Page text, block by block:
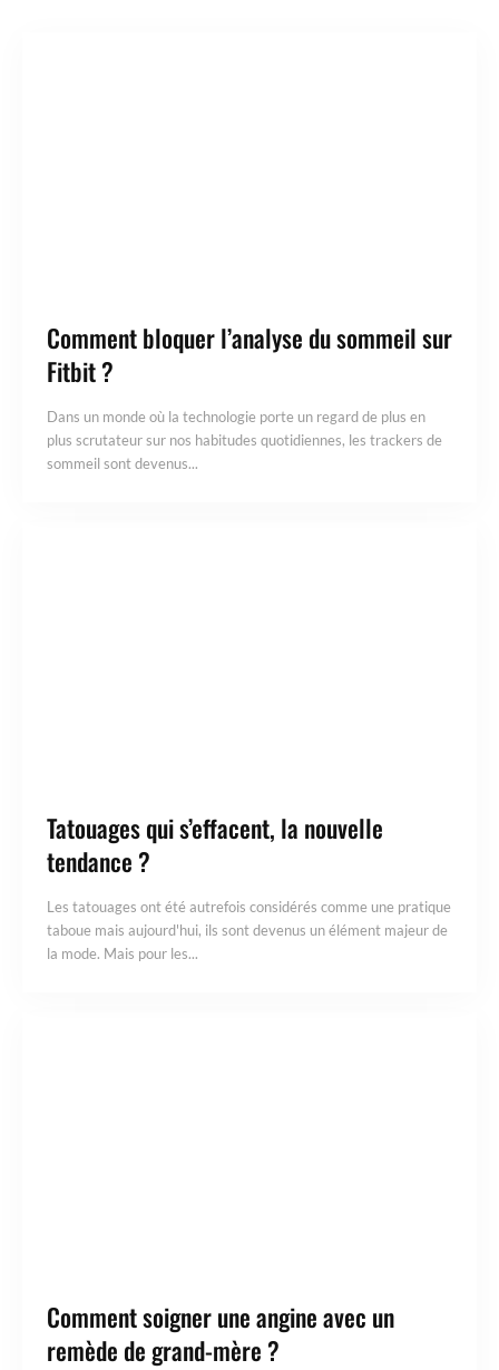
Comment bloquer l’analyse du sommeil sur
Fitbit ?
Dans un monde où la technologie porte un regard de plus en
plus scrutateur sur nos habitudes quotidiennes, les trackers de
sommeil sont devenus...
Tatouages qui s’effacent, la nouvelle
tendance ?
Les tatouages ont été autrefois considérés comme une pratique
taboue mais aujourd'hui, ils sont devenus un élément majeur de
la mode. Mais pour les...
Comment soigner une angine avec un
remède de grand-mère ?